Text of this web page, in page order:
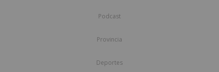
Podcast
Provincia
Deportes